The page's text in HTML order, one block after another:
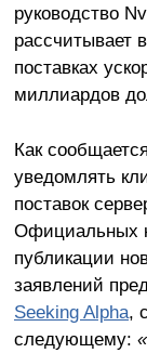
руководство
рассчитывает
поставках
миллиардов
Как
уведомлять
поставок
Официальных
публикации
заявлений
Seeking Alpha,
следующему: